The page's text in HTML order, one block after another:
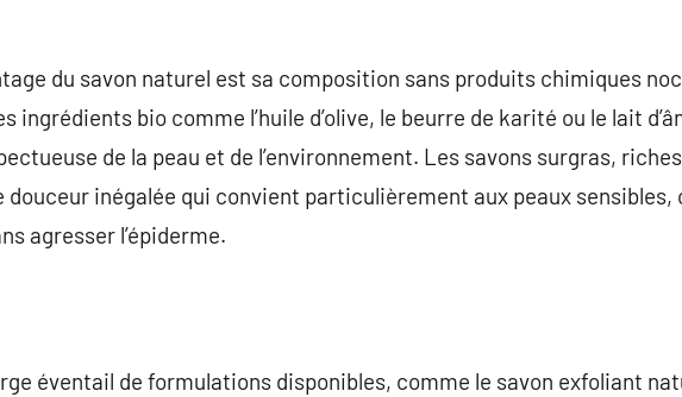
du savon naturel est sa composition sans produits chimiques
ingrédients bio comme l’huile d’olive, le beurre de karité ou le lait
de la peau et de l’environnement. Les savons surgras,
douceur inégalée qui convient particulièrement aux peaux
agresser l’épiderme.
éventail de formulations disponibles, comme le savon exfoliant